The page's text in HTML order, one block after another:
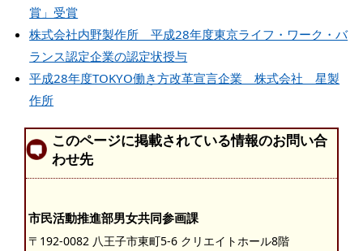
賞」受賞
株式会社内野製作所 平成28年度東京ライフ・ワーク・バ
ランス認定企業の認定状授与
平成28年度TOKYO働き方改革宣言企業 株式会社 星製
作所
このページに掲載されている情報のお問い合
わせ先
市民活動推進部男女共同参画課
〒192-0082 八王子市東町5-6 クリエイトホール8階